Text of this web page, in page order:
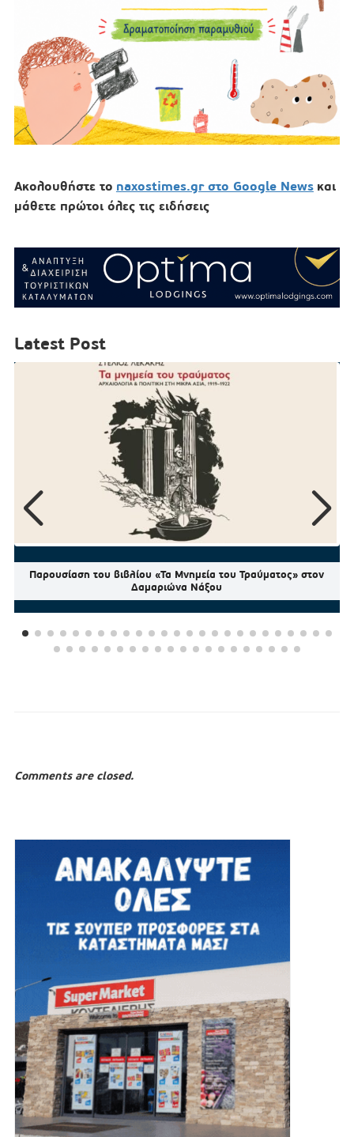
Ακολουθήστε το naxostimes.gr στο Google News και
μάθετε πρώτοι όλες τις ειδήσεις
Latest Post
Παρουσίαση του βιβλίου «Τα Μνημεία του Τραύματος» στον
Δαμαριώνα Νάξου
Comments are closed.